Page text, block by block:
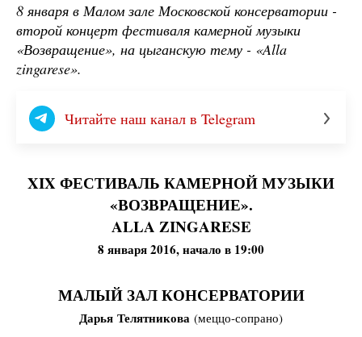
8 января в Малом зале Московской консерватории -
второй концерт фестиваля камерной музыки
«Возвращение», на цыганскую тему - «Alla
zingarese».
Читайте наш канал в Telegram
XIX ФЕСТИВАЛЬ КАМЕРНОЙ МУЗЫКИ
«ВОЗВРАЩЕНИЕ».
ALLA ZINGARESE
8 января 2016, начало в 19:00
МАЛЫЙ ЗАЛ КОНСЕРВАТОРИИ
Дарья Телятникова (меццо-сопрано)